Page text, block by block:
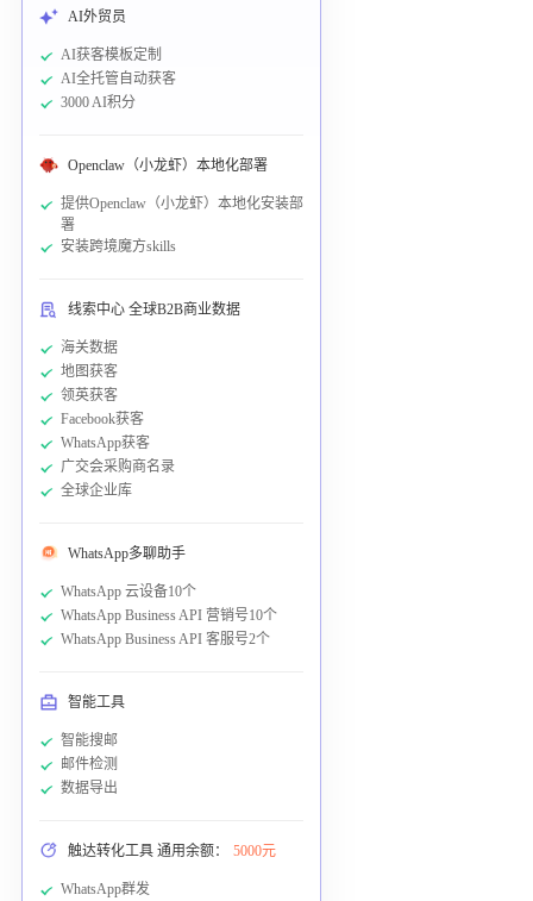
AI外贸员
AI获客模板定制
AI全托管自动获客
3000 AI积分
Openclaw（小龙虾）本地化部署
提供Openclaw（小龙虾）本地化安装部
署
安装跨境魔方skills
线索中心 全球B2B商业数据
海关数据
地图获客
领英获客
Facebook获客
WhatsApp获客
广交会采购商名录
全球企业库
WhatsApp多聊助手
WhatsApp 云设备10个
WhatsApp Business API 营销号10个
WhatsApp Business API 客服号2个
智能工具
智能搜邮
邮件检测
数据导出
触达转化工具 通用余额： 5000元
WhatsApp群发